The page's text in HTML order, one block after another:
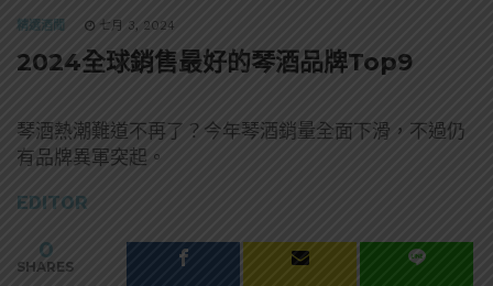
精選酒聞 七月 3, 2024
2024全球銷售最好的琴酒品牌Top9
琴酒熱潮難道不再了？今年琴酒銷量全面下滑，不過仍
有品牌異軍突起。
EDITOR
0
SHARES